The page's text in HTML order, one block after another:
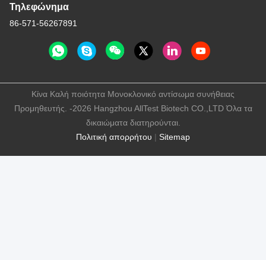
Τηλεφώνημα
86-571-56267891
Πολιτική απορρήτου | Sitemap
Κίνα Καλή ποιότητα Μονοκλονικό αντίσωμα συνήθειας
Προμηθευτής. -2026 Hangzhou AllTest Biotech CO.,LTD Όλα τα
δικαιώματα διατηρούνται.